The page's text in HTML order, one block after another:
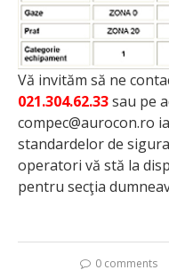
Vă invităm să ne
021.304.62.33sau pe
compec@aurocon.ro
standardelor de
operatori vă stă la
pentru secţia
0 comments